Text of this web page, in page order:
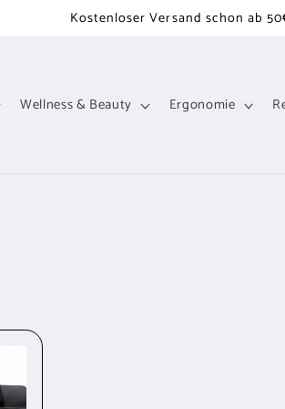
Kostenloser Versand schon ab
Wellness & Beauty Ergonomie